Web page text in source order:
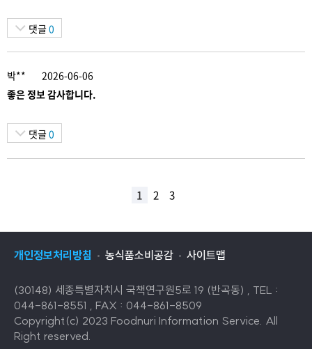
댓글 0
박**
2026-06-06
좋은 정보 감사합니다.
댓글 0
1 2 3
개인정보처리방침 농식품소비공감 사이트맵
(30148) 세종특별자치시 국책연구원5로 19 (반곡동) , TEL :
044-861-8551 , FAX : 044-861-8509
Copyright(c) 2023 Foodnuri Information Service. All
Right reserved.